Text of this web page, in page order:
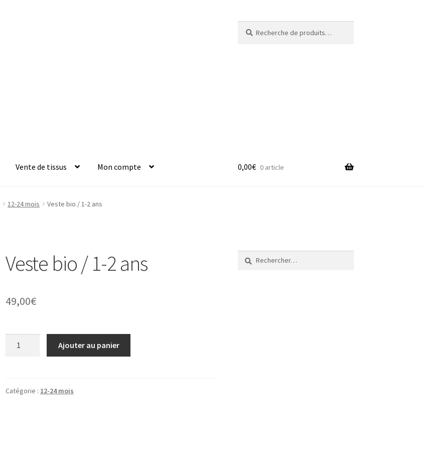
pour :
Vente de tissus Mon compte 0,00€ 0 article
12-24 mois Veste bio / 1-2 ans
Veste bio / 1-2 ans
49,00€
/
Ajouter au panier
Catégorie : 12-24 mois
Rechercher :